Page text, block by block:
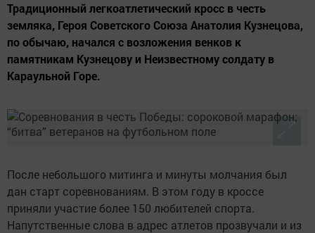
Традиционный легкоатлетический кросс в честь
земляка, Героя Советского Союза Анатолия Кузнецова,
по обычаю, начался с возложения венков к
памятникам Кузнецову и Неизвестному солдату в
Караульной Горе.
После небольшого митинга и минуты молчания был
дан старт соревнованиям. В этом году в кроссе
приняли участие более 150 любителей спорта.
Напутственные слова в адрес атлетов прозвучали и из